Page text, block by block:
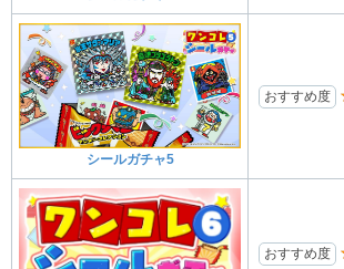
シールガチャ5
おすすめ度
おすすめ度